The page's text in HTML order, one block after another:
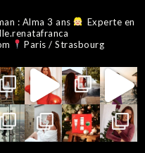
: Alma 3 ans
Experte en
Paris / Strasbourg